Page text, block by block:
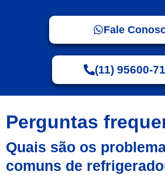
Fale
(11) 95600-
Perguntas
Quais são os
comuns de